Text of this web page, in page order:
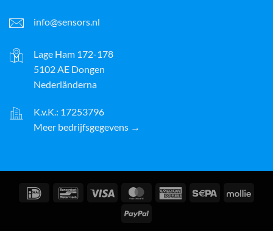
info@sensors.nl
Lage Ham 172-178
5102 AE Dongen
Nederländerna
K.v.K.: 17253796
Meer bedrijfsgegevens →
IDeal BancontactVisum MasterCardAmerican Sepa
PayPal